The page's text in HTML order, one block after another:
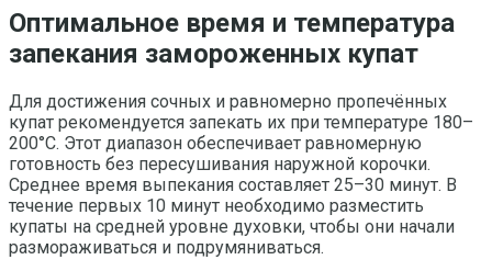
Оптимальное время и температура
запекания замороженных купат
Для достижения сочных и равномерно пропечённых
купат рекомендуется запекать их при температуре 180–
200°C. Этот диапазон обеспечивает равномерную
готовность без пересушивания наружной корочки.
Среднее время выпекания составляет 25–30 минут. В
течение первых 10 минут необходимо разместить
купаты на средней уровне духовки, чтобы они начали
размораживаться и подрумяниваться.